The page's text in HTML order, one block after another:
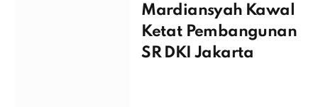
Mardiansyah Kawal
Ketat Pembangunan
SR DKI Jakarta